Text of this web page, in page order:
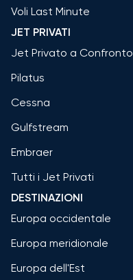
Voli Last Minute
JET PRIVATI
Jet Privato a Confronto
Pilatus
Cessna
Gulfstream
Embraer
Tutti i Jet Privati
DESTINAZIONI
Europa occidentale
Europa meridionale
Europa dell'Est